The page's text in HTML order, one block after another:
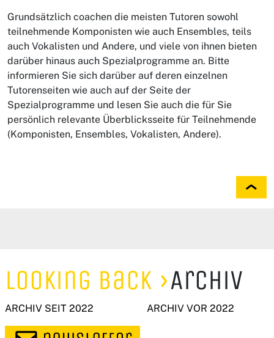
Grundsätzlich coachen die meisten Tutoren sowohl
teilnehmende Komponisten wie auch Ensembles, teils
auch Vokalisten und Andere, und viele von ihnen bieten
darüber hinaus auch Spezialprogramme an. Bitte
informieren Sie sich darüber auf deren einzelnen
Tutorenseiten wie auch auf der Seite der
Spezialprogramme und lesen Sie auch die für Sie
persönlich relevante Überblicksseite für Teilnehmende
(Komponisten, Ensembles, Vokalisten, Andere).
Looking Back Archiv
ARCHIV SEIT 2022 ARCHIV VOR 2022